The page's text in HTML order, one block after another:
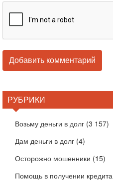
РУБРИКИ
Возьму деньги в долг (3 157)
Дам деньги в долг (4)
Осторожно мошенники (15)
Помощь в получении кредита